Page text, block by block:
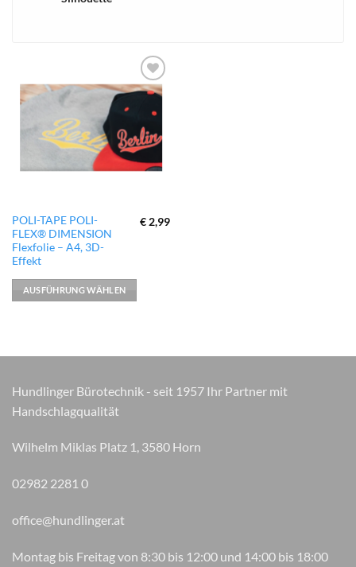
zur
Wunschliste
hinzufügen
POLI-TAPE POLI-
FLEX® DIMENSION
Flexfolie – A4, 3D-
Effekt
€ 2,99
AUSFÜHRUNG WÄHLEN
Dieses
Produkt
weist
mehrere
Varianten
auf.
der
Produktseite
gewählt
Hundlinger Bürotechnik - seit 1957 Ihr Partner mit
Handschlagqualität
Wilhelm Miklas Platz 1, 3580 Horn
02982 2281 0
office@hundlinger.at
Montag bis Freitag von 8:30 bis 12:00 und 14:00 bis 18:00